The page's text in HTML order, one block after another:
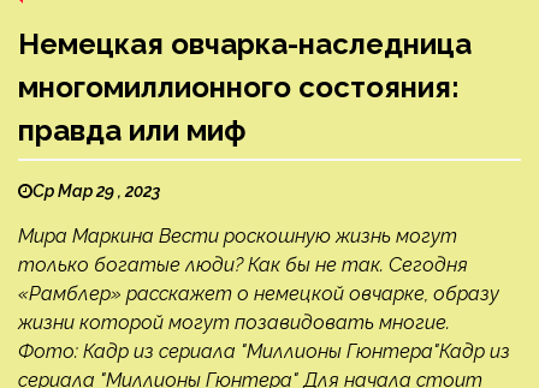
Немецкая овчарка-наследница
многомиллионного состояния:
правда или миф
Ср Мар 29 , 2023
Мира Маркина Вести роскошную жизнь могут
только богатые люди? Как бы не так. Сегодня
«Рамблер» расскажет о немецкой овчарке, образу
жизни которой могут позавидовать многие.
Фото: Кадр из сериала "Миллионы Гюнтера"Кадр из
сериала "Миллионы Гюнтера" Для начала стоит